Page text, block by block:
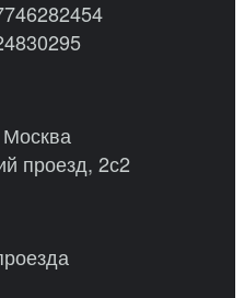
проезд, 2с2